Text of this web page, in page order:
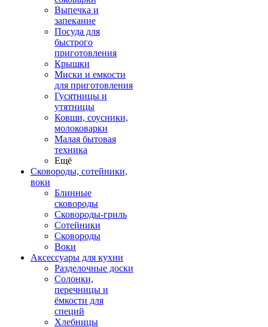
Выпечка и
запекание
Посуда для
быстрого
приготовления
Крышки
Миски и емкости
для приготовления
Гусятницы и
утятницы
Ковши, соусники,
молоковарки
Малая бытовая
техника
Ещё
Сковороды, сотейники,
воки
Блинные
сковороды
Сковороды-гриль
Сотейники
Сковороды
Воки
Аксессуары для кухни
Разделочные доски
Солонки,
перечницы и
ёмкости для
специй
Хлебницы